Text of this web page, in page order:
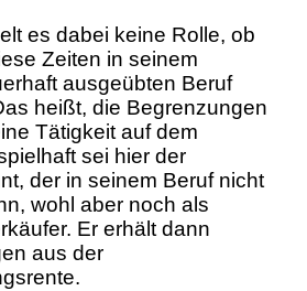
es dabei keine Rolle, ob
Zeiten in seinem
ausgeübten Beruf
heißt, die Begrenzungen
Tätigkeit auf dem
sei hier der
der in seinem Beruf nicht
wohl aber noch als
Er erhält dann
aus der